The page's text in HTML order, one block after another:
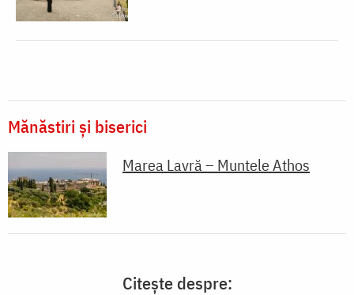
Mănăstiri și biserici
Marea Lavră – Muntele Athos
Citește despre: